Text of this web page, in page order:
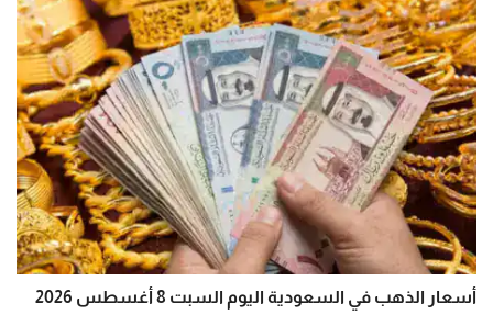
أسعار الذهب في السعودية اليوم السبت 8 أغسطس 2026